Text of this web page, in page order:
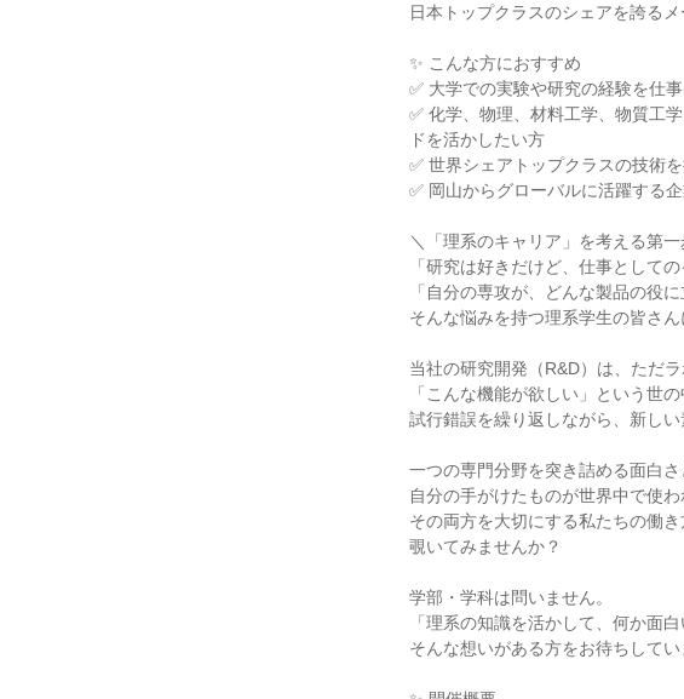
日本トップクラスのシェアを誇るメ
✨ こんな方におすすめ
✅ 大学での実験や研究の経験を仕
✅ 化学、物理、材料工学、物質工
ドを活かしたい方
✅ 世界シェアトップクラスの技術
✅ 岡山からグローバルに活躍する
＼「理系のキャリア」を考える第一
「研究は好きだけど、仕事として
「自分の専攻が、どんな製品の役に
そんな悩みを持つ理系学生の皆さん
当社の研究開発（R&D）は、ただ
「こんな機能が欲しい」という世
試行錯誤を繰り返しながら、新しい
一つの専門分野を突き詰める面白さ
自分の手がけたものが世界中で使わ
その両方を大切にする私たちの働き
覗いてみませんか？
学部・学科は問いません。
「理系の知識を活かして、何か面
そんな想いがある方をお待ちしてい